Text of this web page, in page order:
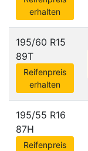
erhalten
195/60 R15
89T
Reifenpreis
erhalten
195/55 R16
87H
Reifenpreis